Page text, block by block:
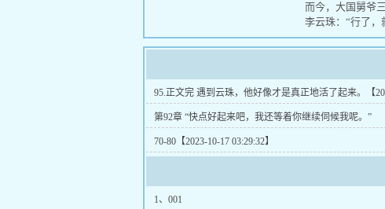
而今，大国舅爷
李云珠：“行了，
95.正文完 遇到云珠，他好像才是真正地活了起来。【
10-17 03:29:32】
第92章 “快点好起来吧，我还等着你继续伺候我呢。”
【2023-10-17 03:29:32】
70-80【2023-10-17 03:29:32】
1、001